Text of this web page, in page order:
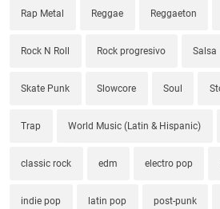
Rap Metal Reggae Reggaeton
Rock N Roll Rock progresivo Salsa
Skate Punk Slowcore Soul
Trap World Music (Latin & Hispanic)
classic rock edm electro pop
indie pop latin pop post-punk